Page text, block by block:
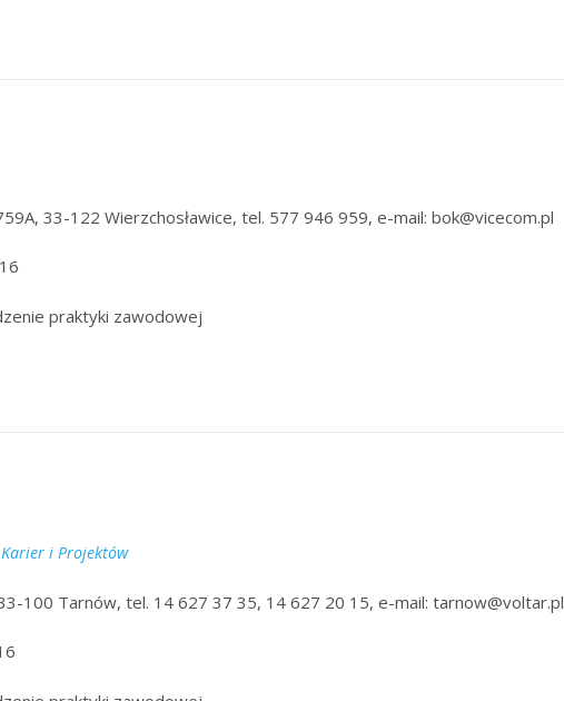
33-122 Wierzchosławice, tel. 577 946 959, e-mail: bok@vicecom.pl
praktyki zawodowej
i Projektów
100 Tarnów, tel. 14 627 37 35, 14 627 20 15, e-mail: tarnow@voltar.pl